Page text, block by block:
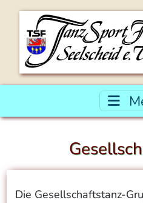
Die Gesellschaftstanz-